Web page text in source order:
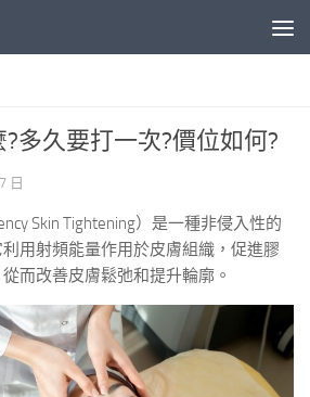
多久要打一次?價位如何?
日
Skin Tightening）是一種非侵入性的
用射頻能量作用於皮膚組織，促進膠
而改善皮膚鬆弛和提升輪廓。